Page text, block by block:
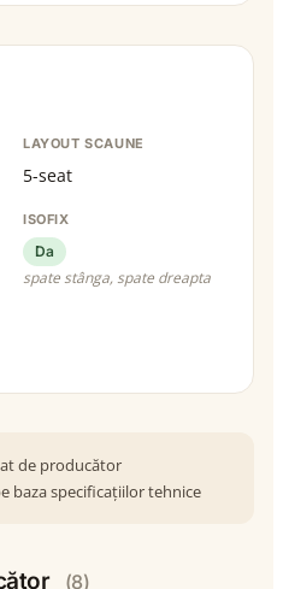
LAYOUT SCAUNE
5-seat
ISOFIX
Da
spate stânga, spate dreapta
de producător
baza specificațiilor tehnice
(8)